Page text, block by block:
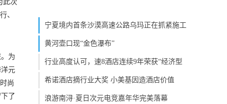
此次
、
为
元
尚
了
宁夏境内首条沙漠高速公路乌玛正在抓紧施工
黄河壶口现“金色瀑布”
行业高度认可，速8酒店连续9年荣获“经济型
希诺酒店摘行业大奖 小美基因造酒店价值
浪游南浔·夏日次元电竞嘉年华完美落幕